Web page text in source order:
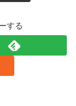
する